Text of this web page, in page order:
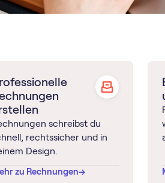
schreibst du
rechtssicher und in
Design.
zu Rechnungen→
→